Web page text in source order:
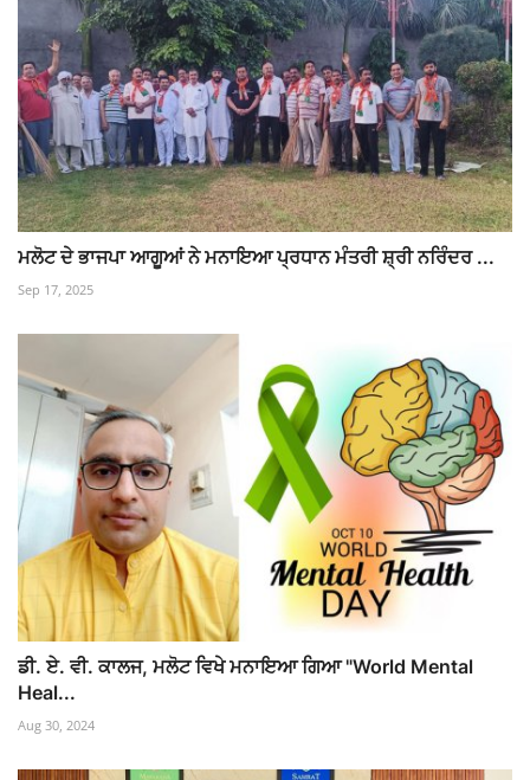
ਮਲੋਟ ਦੇ ਭਾਜਪਾ ਆਗੂਆਂ ਨੇ ਮਨਾਇਆ ਪ੍ਰਧਾਨ ਮੰਤਰੀ ਸ਼੍ਰੀ ਨਰਿੰਦਰ ...
Sep 17, 2025
ਡੀ. ਏ. ਵੀ. ਕਾਲਜ, ਮਲੋਟ ਵਿਖੇ ਮਨਾਇਆ ਗਿਆ "World Mental
Heal...
Aug 30, 2024